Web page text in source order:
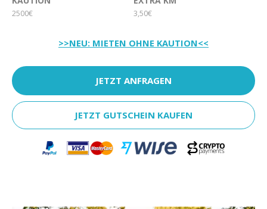
2500€ 3,50€
>>NEU: MIETEN OHNE KAUTION<<
JETZT ANFRAGEN
JETZT GUTSCHEIN KAUFEN